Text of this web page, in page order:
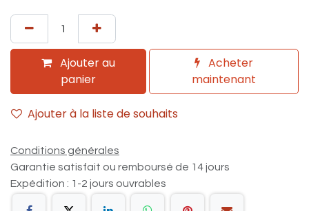
Ajouter au
panier
Acheter
maintenant
Ajouter à la liste de souhaits
Conditions générales
Garantie satisfait ou remboursé de 14 jours
Expédition : 1-2 jours ouvrables